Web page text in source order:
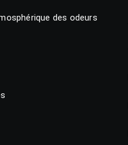
des odeurs